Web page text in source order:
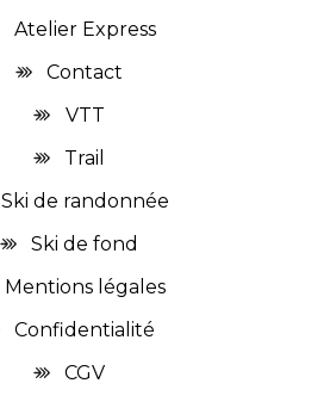
Atelier Express
Contact
VTT
Trail
Ski de randonnée
Ski de fond
Mentions légales
Confidentialité
CGV